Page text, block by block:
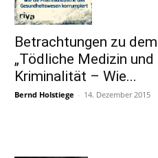
Betrachtungen zu
„Tödliche Medizin
Kriminalität – Wie...
Bernd Holstiege - 14. Dezember 2015